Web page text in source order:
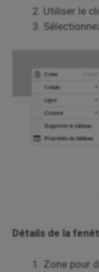
Utiliser le
Détails de la
Zone pour